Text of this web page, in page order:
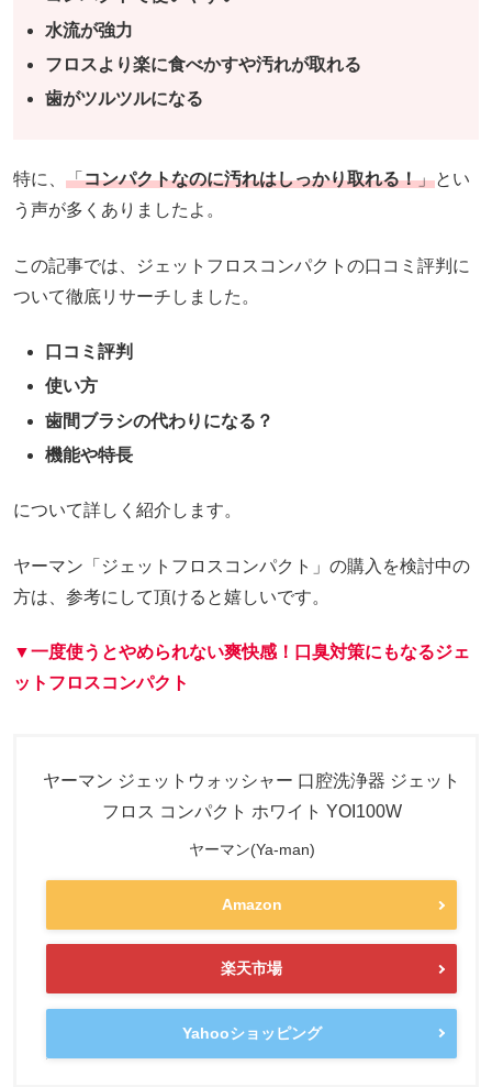
水流が強力
フロスより楽に食べかすや汚れが取れる
歯がツルツルになる
特に、 「コンパクトなのに汚れはしっかり取れる！」とい
う声が多くありましたよ。
この記事では、ジェットフロスコンパクトの口コミ評判に
ついて徹底リサーチしました。
口コミ評判
使い方
歯間ブラシの代わりになる？
機能や特長
について詳しく紹介します。
ヤーマン「ジェットフロスコンパクト」の購入を検討中の
方は、参考にして頂けると嬉しいです。
▼一度使うとやめられない爽快感！口臭対策にもなるジェ
ットフロスコンパクト
ヤーマン ジェットウォッシャー 口腔洗浄器 ジェット
フロス コンパクト ホワイト YOI100W
ヤーマン(Ya-man)
Amazon
楽天市場
Yahooショッピング